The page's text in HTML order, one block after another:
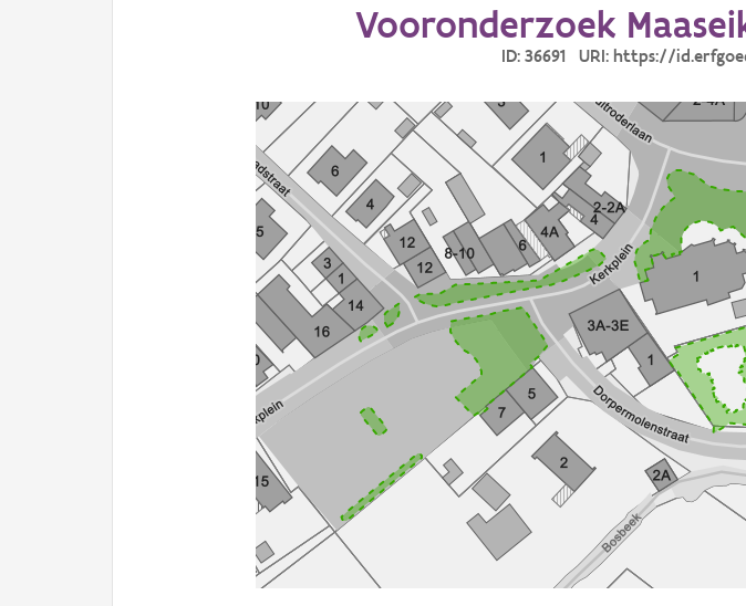
Vooronderzoek
ID: 36691 URI: https://